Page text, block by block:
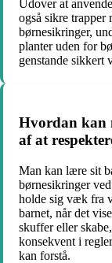
Udover at
også sikre
børnesikringer,
planter uden for
genstande sikkert
Hvordan kan
af at
Man kan lære sit
børnesikringer
holde sig væk fra
barnet, når det
skuffer eller
konsekvent i
kan forstå.